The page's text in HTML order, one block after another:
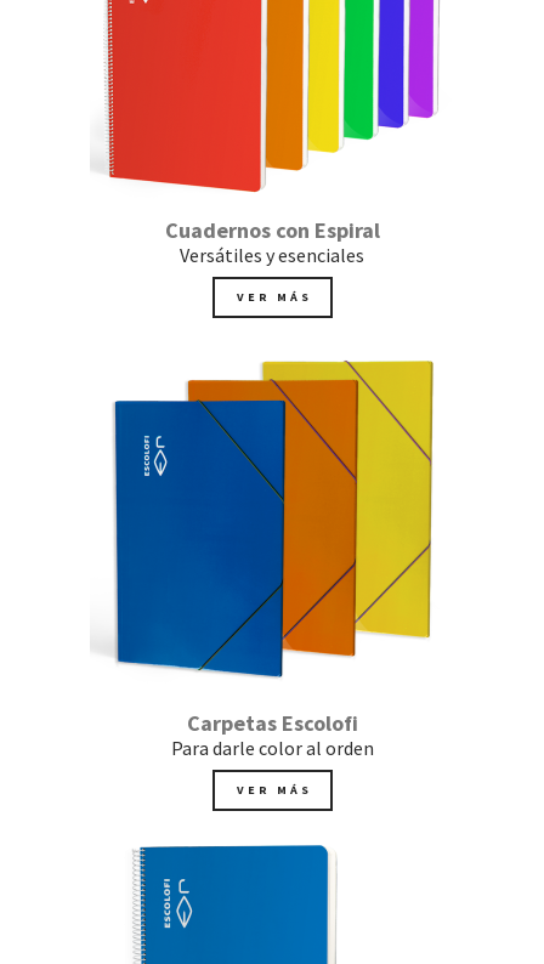
Cuadernos con Espiral
Versátiles y esenciales
VER MÁS
Carpetas Escolofi
Para darle color al orden
VER MÁS